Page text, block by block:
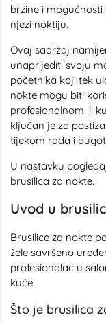
brzine i
njezi noktiju.
Ovaj sadržaj
unaprijediti svoju
početnika koji tek
nokte mogu biti
profesionalnom ili
ključan je za
tijekom rada i
U nastavku
brusilica za nokte.
Uvod u
Brusilice za nokte
žele savršeno
profesionalac u
kuće.
Što je brusilica